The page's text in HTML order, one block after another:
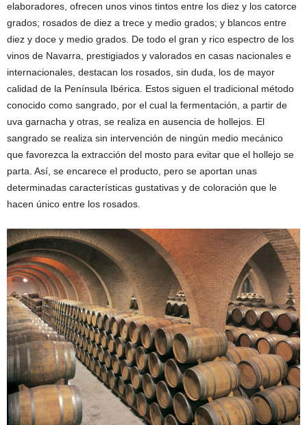
elaboradores, ofrecen unos vinos tintos entre los diez y los catorce
grados; rosados de diez a trece y medio grados; y blancos entre
diez y doce y medio grados. De todo el gran y rico espectro de los
vinos de Navarra, prestigiados y valorados en casas nacionales e
internacionales, destacan los rosados, sin duda, los de mayor
calidad de la Península Ibérica. Estos siguen el tradicional método
conocido como sangrado, por el cual la fermentación, a partir de
uva garnacha y otras, se realiza en ausencia de hollejos. El
sangrado se realiza sin intervención de ningún medio mecánico
que favorezca la extracción del mosto para evitar que el hollejo se
parta. Así, se encarece el producto, pero se aportan unas
determinadas características gustativas y de coloración que le
hacen único entre los rosados.